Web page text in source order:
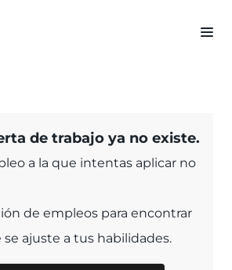
de trabajo ya no existe.
a la que intentas aplicar no
de empleos para encontrar
ajuste a tus habilidades.